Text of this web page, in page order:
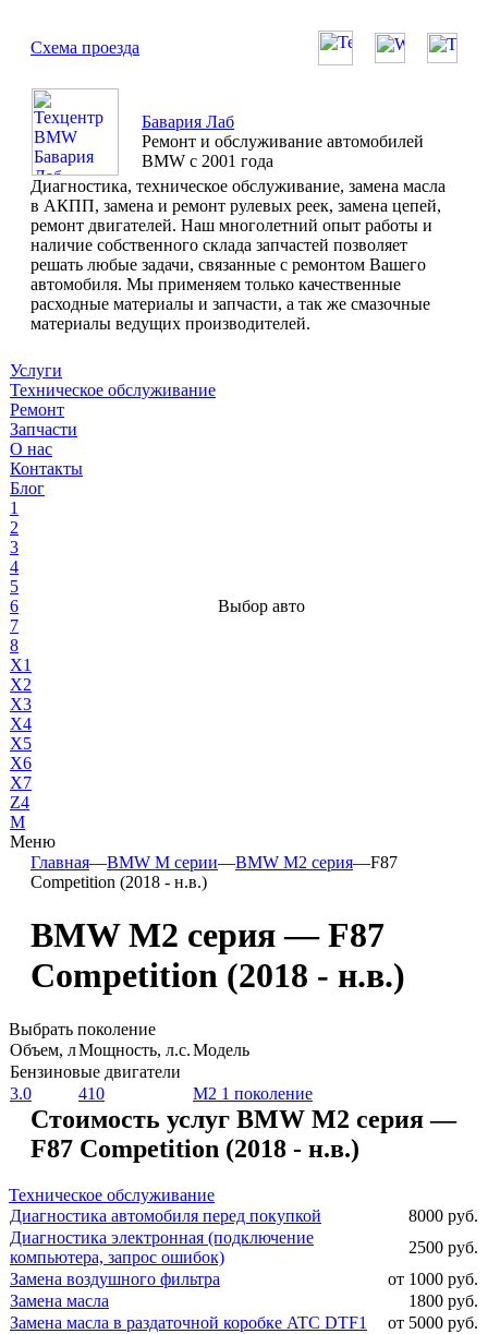
Схема проезда
Бавария Лаб
Ремонт и обслуживание автомобилей
BMW с 2001 года
Диагностика, техническое обслуживание, замена масла
в АКПП, замена и ремонт рулевых реек, замена цепей,
ремонт двигателей. Наш многолетний опыт работы и
наличие собственного склада запчастей позволяет
решать любые задачи, связанные с ремонтом Вашего
автомобиля. Мы применяем только качественные
расходные материалы и запчасти, а так же смазочные
материалы ведущих производителей.
Услуги
Техническое обслуживание
Ремонт
Запчасти
О нас
Контакты
Блог
1
2
3
4
5
6
7
8
X1
X2
X3
X4
X5
X6
X7
Z4
М
Меню
Выбор авто
Главная—BMW М серии—BMW M2 серия—F87
Competition (2018 - н.в.)
BMW M2 серия — F87
Competition (2018 - н.в.)
Выбрать поколение
Объем, лМощность, л.с.Модель
Бензиновые двигатели
3.0
410 M2 1 поколение
Стоимость услуг BMW M2 серия —
F87 Competition (2018 - н.в.)
Техническое обслуживание
Диагностика автомобиля перед покупкой
8000 руб.
Диагностика электронная (подключение
компьютера, запрос ошибок)
2500 руб.
Замена воздушного фильтра
от 1000 руб.
Замена масла
1800 руб.
Замена масла в раздаточной коробке ATC DTF1
от 5000 руб.